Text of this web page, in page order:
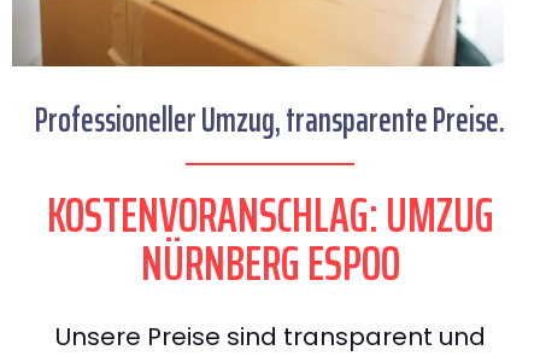
Professioneller Umzug, transparente Preise.
KOSTENVORANSCHLAG: UMZUG
NÜRNBERG ESPOO
Unsere Preise sind transparent und